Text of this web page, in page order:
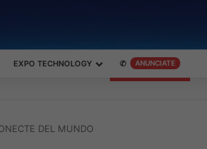
EXPO TECHNOLOGY ✆ ANUNCIATE
DEL MUNDO